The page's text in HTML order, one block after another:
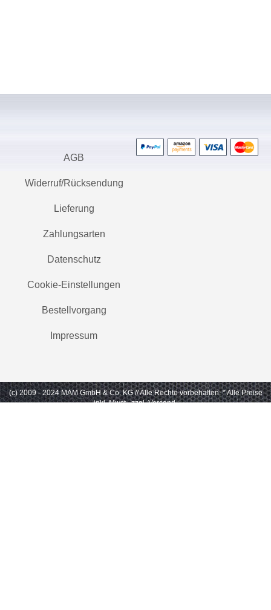
AGB
Widerruf/Rücksendung
Lieferung
Zahlungsarten
Datenschutz
Cookie-Einstellungen
Bestellvorgang
Impressum
(c) 2009 - 2024 MAM GmbH & Co. KG // Alle Rechte vorbehalten. * Alle Preise
inkl. Mwst., zzgl. Versand.